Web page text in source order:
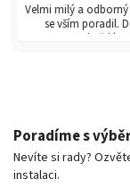
Velmi milý a odborný
se vším poradil.
každému!
Poradíme s
Nevíte si rady?
instalaci.